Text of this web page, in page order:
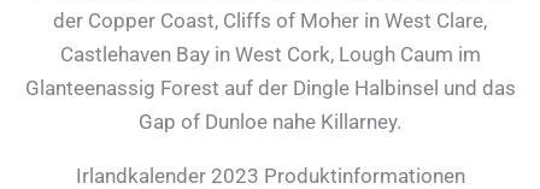
der Copper Coast, Cliffs of Moher in West Clare,
Castlehaven Bay in West Cork, Lough Caum im
Glanteenassig Forest auf der Dingle Halbinsel und das
Gap of Dunloe nahe Killarney.
Irlandkalender 2023 Produktinformationen